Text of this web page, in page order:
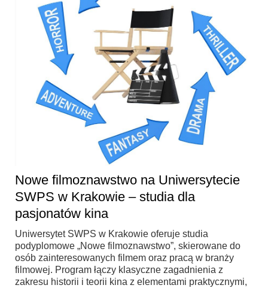
Nowe filmoznawstwo na Uniwersytecie
SWPS w Krakowie – studia dla
pasjonatów kina
Uniwersytet SWPS w Krakowie oferuje studia
podyplomowe „Nowe filmoznawstwo”, skierowane do
osób zainteresowanych filmem oraz pracą w branży
filmowej. Program łączy klasyczne zagadnienia z
zakresu historii i teorii kina z elementami praktycznymi,